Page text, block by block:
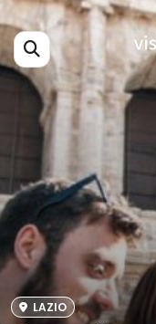
LAZIO